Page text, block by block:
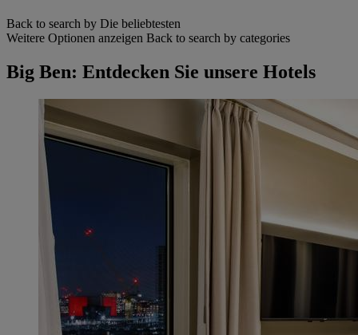
Back to search by Die beliebtesten
Weitere Optionen anzeigen Back to search by categories
Big Ben: Entdecken Sie unsere Hotels